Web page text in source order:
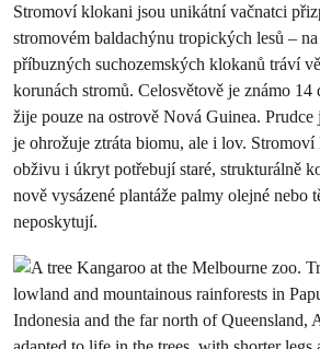
Stromoví klokani jsou unikátní vačnatci
stromovém baldachýnu tropických lesů –
příbuzných suchozemských klokanů tráví
korunách stromů. Celosvětově je známo 14
žije pouze na ostrově Nová Guinea.
je ohrožuje ztráta biomu, ale i lov.
obživu i úkryt potřebují staré, strukturálně
nově vysázené plantáže palmy olejné nebo
neposkytují.